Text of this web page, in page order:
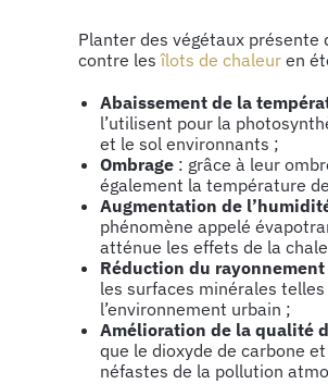
Planter des végétaux
contre lesîlots de chaleur en
Abaissement de la
l’utilisent pour la
et le sol environnants ;
Ombrage : grâce à leur
également la température
Augmentation de
phénomène appelé
atténue les effets de la
Réduction du
les surfaces minérales
l’environnement urbain ;
Amélioration de la qualité
que le dioxyde de carbone
néfastes de la pollution